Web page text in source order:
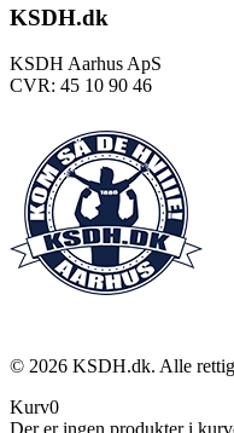
KSDH.dk
KSDH Aarhus ApS
CVR: 45 10 90 46
© 2026 KSDH.dk. Alle
Kurv0